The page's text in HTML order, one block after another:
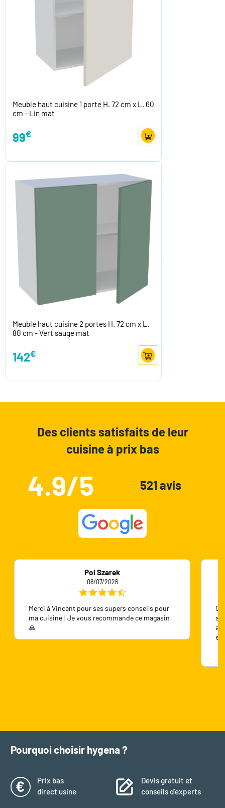
Meuble haut cuisine 1 porte H. 72 cm x L. 60
cm - Lin mat
99€
Meuble haut cuisine 2 portes H. 72 cm x L.
80 cm - Vert sauge mat
142€
Des clients satisfaits de leur
cuisine à prix bas
4.9/5 521 avis
Pol Szarek
06/07/2026
Merci à Vincent pour ses supers conseils pour
ma cuisine ! Je vous recommande ce magasin
🙏
Pourquoi choisir hygena ?
Prix bas
direct usine
Devis gratuit et
conseils d’experts